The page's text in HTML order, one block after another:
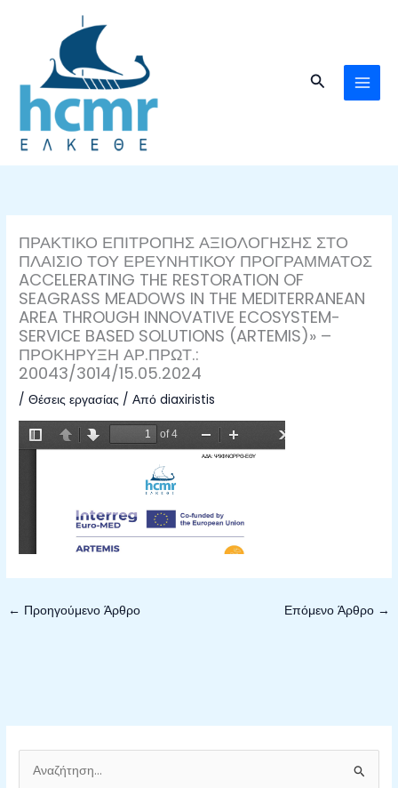
περιεχόμενο
Αναζήτηση
ΠΡΑΚΤΙΚΟ ΕΠΙΤΡΟΠΗΣ ΑΞΙΟΛΟΓΗΣΗΣ ΣΤΟ
ΠΛΑΙΣΙΟ ΤΟΥ ΕΡΕΥΝΗΤΙΚΟΥ ΠΡΟΓΡΑΜΜΑΤΟΣ
ACCELERATING THE RESTORATION OF
SEAGRASS MEADOWS IN THE MEDITERRANEAN
AREA THROUGH INNOVATIVE ECOSYSTEM-
SERVICE BASED SOLUTIONS (ARTEMIS)» –
ΠΡΟΚΗΡΥΞΗ ΑΡ.ΠΡΩΤ.:
20043/3014/15.05.2024
/Θέσεις εργασίας / Απόdiaxiristis
← Προηγούμενο Άρθρο Επόμενο Άρθρο →